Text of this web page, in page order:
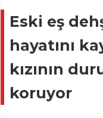
Eski eş
hayatını
kızının
koruyor